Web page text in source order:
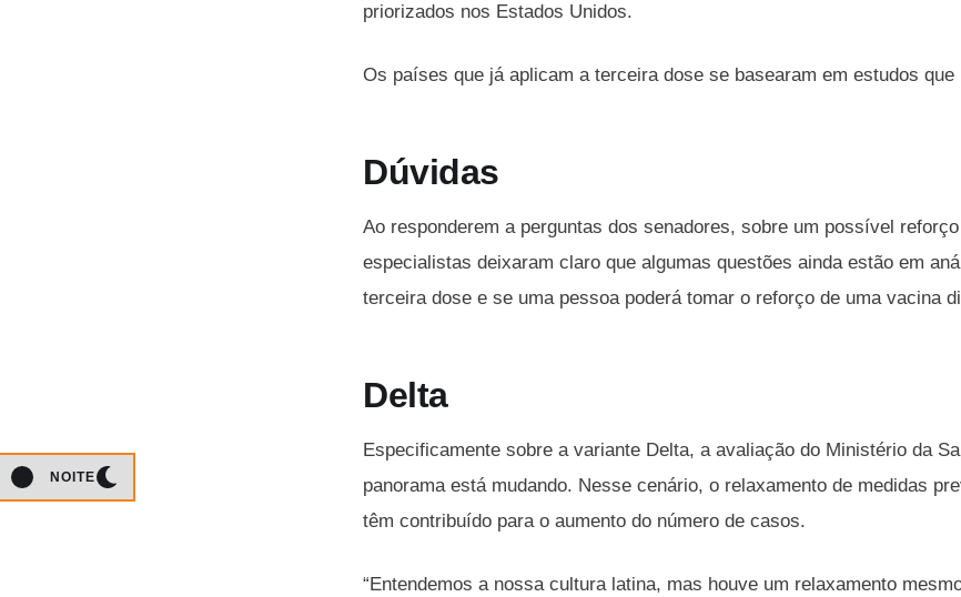
NOITE
priorizados nos Estados Unidos.
Os países que já aplicam a terceira dose se basearam em estudos
Dúvidas
Ao responderem a perguntas dos senadores, sobre um possível
especialistas deixaram claro que algumas questões ainda estão em
terceira dose e se uma pessoa poderá tomar o reforço de uma vacina
Delta
Especificamente sobre a variante Delta, a avaliação do Ministério da
panorama está mudando. Nesse cenário, o relaxamento de medidas
têm contribuído para o aumento do número de casos.
“Entendemos a nossa cultura latina, mas houve um relaxamento